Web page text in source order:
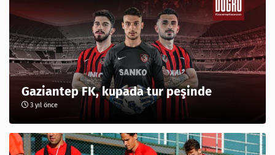
Gaziantep FK, kupada tur peşinde
3 yıl önce